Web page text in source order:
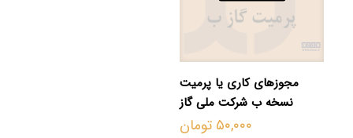
مجوزهای کاری یا پرمیت
نسخه ب شرکت ملی گاز
۵۰,۰۰۰ تومان